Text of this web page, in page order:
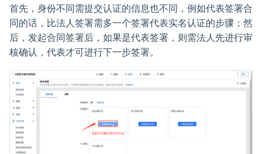
首先，身份不同需提交认证的信息也不同，例如代表签署合
同的话，比法人签署需多一个签署代表实名认证的步骤；然
后，发起合同签署后，如果是代表签署，则需法人先进行审
核确认，代表才可进行下一步签署。